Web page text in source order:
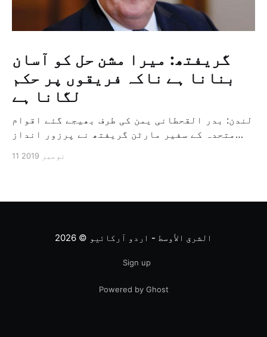
گریفتھ: میرا مشن حل کو آسان
بنانا ہے ناکہ فریقوں پر حکم
لگانا ہے
لندن: بدر القحطانی یمن کی طرف بھیجے گئے اقوام
متحدہ کے سفیر مارٹن گریفتھ نے پرزور انداز
ثالثی اور اس کشمکش کی حدبندی کرنے کے لئے ایک
11 نومبر 2019
الشرق الأوسط - اردو آرکائیو © 2026
Sign up
Powered by Ghost